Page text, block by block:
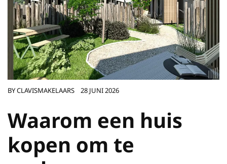
BYCLAVISMAKELAARS 28 JUNI 2026
Waarom een huis
kopen om te